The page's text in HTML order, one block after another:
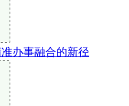
办事融合的新径